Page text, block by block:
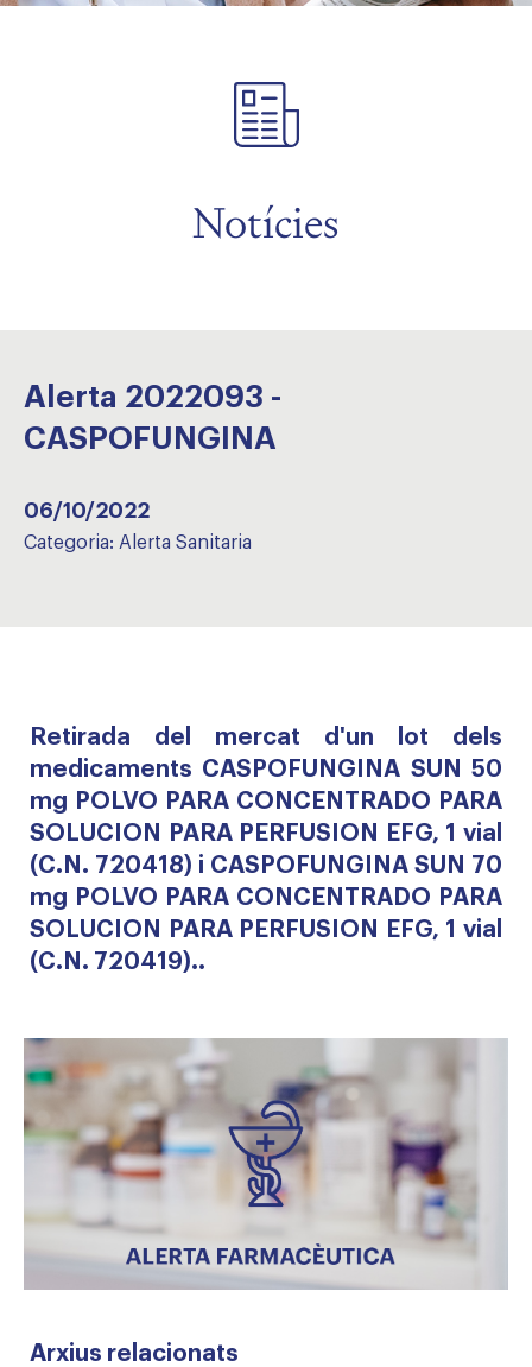
Notícies
Alerta 2022093 -
CASPOFUNGINA
06/10/2022
Categoria: Alerta Sanitaria
Arxius relacionats
Retirada del mercat d'un lot dels
medicaments CASPOFUNGINA SUN 50
mg POLVO PARA CONCENTRADO PARA
SOLUCION PARA PERFUSION EFG, 1 vial
(C.N. 720418) i CASPOFUNGINA SUN 70
mg POLVO PARA CONCENTRADO PARA
SOLUCION PARA PERFUSION EFG, 1 vial
(C.N. 720419)..